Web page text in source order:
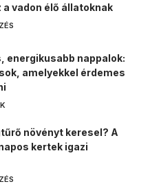
vadon élő állatoknak
energikusabb nappalok:
amelyekkel érdemes
növényt keresel? A
kertek igazi